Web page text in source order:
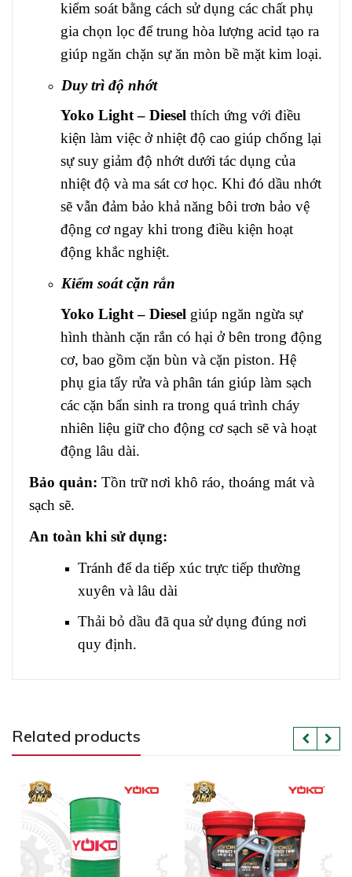
kiểm soát bằng cách sử dụng các chất phụ
gia chọn lọc để trung hòa lượng acid tạo ra
giúp ngăn chặn sự ăn mòn bề mặt kim loại.
Duy trì độ nhớt
Yoko Light – Diesel thích ứng với điều
kiện làm việc ở nhiệt độ cao giúp chống lại
sự suy giảm độ nhớt dưới tác dụng của
nhiệt độ và ma sát cơ học. Khi đó dầu nhớt
sẽ vẫn đảm bảo khả năng bôi trơn bảo vệ
động cơ ngay khi trong điều kiện hoạt
động khắc nghiệt.
Kiểm soát cặn rắn
Yoko Light – Diesel giúp ngăn ngừa sự
hình thành cặn rắn có hại ở bên trong động
cơ, bao gồm cặn bùn và cặn piston. Hệ
phụ gia tẩy rửa và phân tán giúp làm sạch
các cặn bẩn sinh ra trong quá trình cháy
nhiên liệu giữ cho động cơ sạch sẽ và hoạt
động lâu dài.
Bảo quản: Tồn trữ nơi khô ráo, thoáng mát và
sạch sẽ.
An toàn khi sử dụng:
Tránh để da tiếp xúc trực tiếp thường
xuyên và lâu dài
Thải bỏ dầu đã qua sử dụng đúng nơi
quy định.
Related products